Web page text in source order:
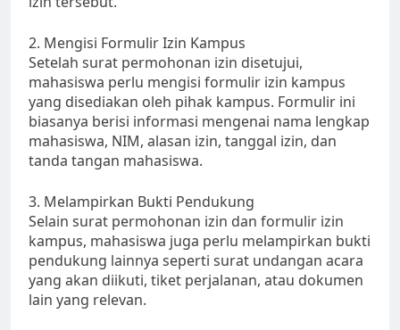
2. Mengisi Formulir Izin Kampus
Setelah surat permohonan izin disetujui,
mahasiswa perlu mengisi formulir izin kampus
yang disediakan oleh pihak kampus. Formulir ini
biasanya berisi informasi mengenai nama lengkap
mahasiswa, NIM, alasan izin, tanggal izin, dan
tanda tangan mahasiswa.
3. Melampirkan Bukti Pendukung
Selain surat permohonan izin dan formulir izin
kampus, mahasiswa juga perlu melampirkan bukti
pendukung lainnya seperti surat undangan acara
yang akan diikuti, tiket perjalanan, atau dokumen
lain yang relevan.